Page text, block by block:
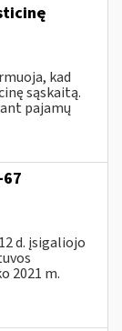
kad
sąskaitą.
pajamų
d. įsigaliojo
2021 m.